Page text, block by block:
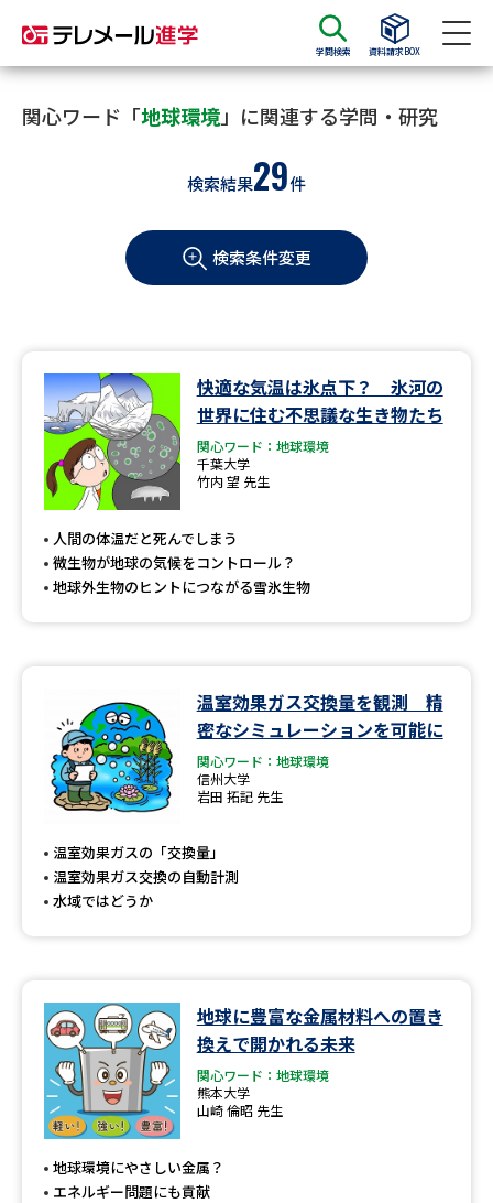
学問検索 資料請求BOX
資料請求 資料検索
大学・短大の資料種類から請求
学部・学科パンフ
過去問題集
大学・短大以外の資料から請求
専門学校の資料請求 大学院の資料請求
留学・進学関連、塾・予備校
内」の請求
高等学校（情報）教員資格認定
大学で学べる内容や特徴を調べる
データサイエンス特集 奨学金・特待生制度特集
デジタルパンフレット
新学年スタート号特集ページ
（高3生用）
関心ワード「地球環境」に関連する学問・研究
検索結果29件
検索条件変更
快適な気温は氷点下？ 氷河の
世界に住む不思議な生き物たち
関心ワード：地球環境
千葉大学
竹内 望 先生
人間の体温だと死んでしまう
微生物が地球の気候をコントロール？
地球外生物のヒントにつながる雪氷生物
温室効果ガス交換量を観測 精
密なシミュレーションを可能に
関心ワード：地球環境
信州大学
岩田 拓記 先生
温室効果ガスの「交換量」
温室効果ガス交換の自動計測
水域ではどうか
地球に豊富な金属材料への置き
換えで開かれる未来
関心ワード：地球環境
熊本大学
山崎 倫昭 先生
地球環境にやさしい金属？
エネルギー問題にも貢献